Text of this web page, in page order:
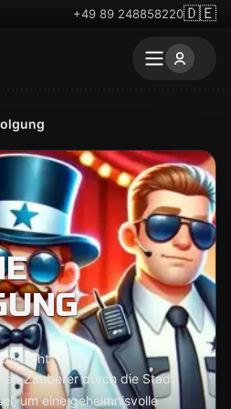
+49 89 248858220🇩🇪
Leicht
Zauberer durch die Stadt
um eine geheimnisvolle